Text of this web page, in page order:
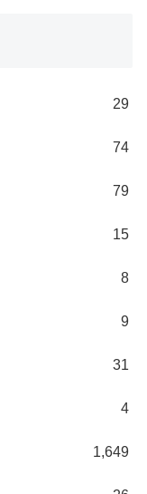
29
74
79
15
8
9
31
4
1,649